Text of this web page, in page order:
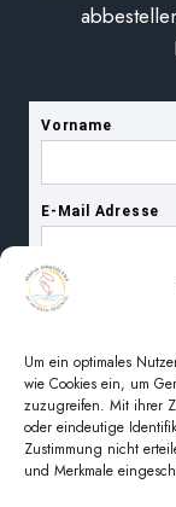
Um ein optimales
wie Cookies ein, um
zuzugreifen. Mit ihrer
oder eindeutige
Zustimmung nicht
und Merkmale